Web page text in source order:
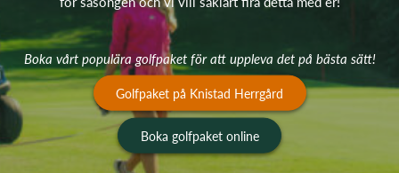
Boka vårt populära golfpaket för att uppleva det på bästa sätt!
Golfpaket på Knistad Herrgård
Boka golfpaket online